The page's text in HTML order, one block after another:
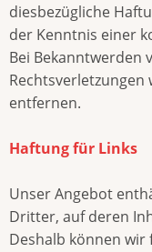
diesbezügliche
der Kenntnis einer
Bei Bekanntwerden
entfernen.
Haftung für Links
Unser Angebot
Dritter, auf deren
Deshalb können